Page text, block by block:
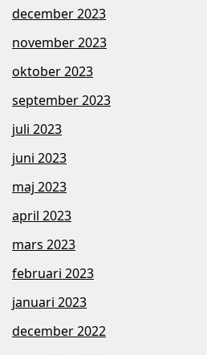
december 2023
november 2023
oktober 2023
september 2023
juli 2023
juni 2023
maj 2023
april 2023
mars 2023
februari 2023
januari 2023
december 2022